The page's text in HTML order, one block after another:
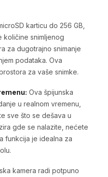
karticu do 256 GB,
količine snimljenog
za dugotrajno snimanje
podataka. Ova
za vaše snimke.
Ova špijunska
u realnom vremenu,
sve što se dešava u
gde se nalazite, nećete
funkcija je idealna za
kamera radi potpuno